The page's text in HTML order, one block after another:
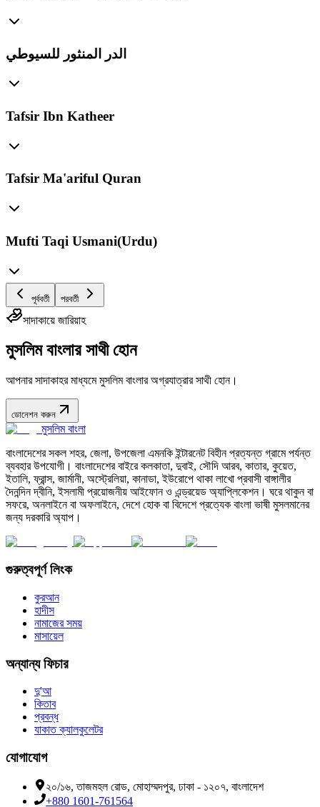
الدر المنثور للسيوطي
Tafsir Ibn Katheer
Tafsir Ma'ariful Quran
Mufti Taqi Usmani(Urdu)
পূর্ববর্তী পরবর্তী
সাদাকায়ে জারিয়াহ
মুসলিম বাংলার সাথী হোন
আপনার সাদাকাহর মাধ্যমে মুসলিম বাংলার অগ্রযাত্রার সাথী হোন।
ডোনেশন করুন
মুসলিম বাংলা
বাংলাদেশের সকল শহর, জেলা, উপজেলা এমনকি ইন্টারনেট বিহীন প্রত্যন্ত গ্রামে পর্যন্ত
ব্যবহার উপযোগী। বাংলাদেশের বাইরে কলকাতা, দুবাই, সৌদি আরব, কাতার, কুয়েত,
ইতালি, ফ্রান্স, জার্মানী, অস্ট্রেলিয়া, কানাডা, ইউরোপে থাকা লাখো প্রবাসী বাঙ্গালীর
দৈনন্দিন দ্বীনি, ইসলামী প্রয়োজনীয় আইফোন ও এন্ড্রয়েড অ্যাপ্লিকেশন। ঘরে থাকুন বা
সফরে, অনলাইনে বা অফলাইনে, দেশে হোক বা বিদেশে প্রত্যেক বাংলা ভাষী মুসলমানের
জন্য দরকারি অ্যাপ।
গুরুত্বপূর্ণ লিংক
কুরআন
হাদীস
নামাজের সময়
মাসায়েল
অন্যান্য ফিচার
দু'আ
কিতাব
প্রবন্ধ
যাকাত ক্যালকুলেটর
যোগাযোগ
২০/১৬, তাজমহল রোড, মোহাম্মদপুর, ঢাকা - ১২০৭, বাংলাদেশ
+880 1601-761564